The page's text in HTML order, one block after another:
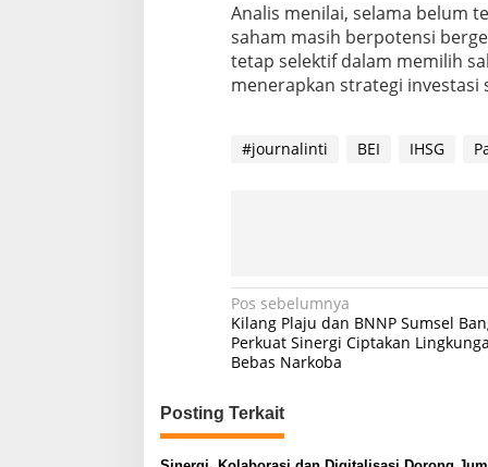
Analis menilai, selama belum
saham masih berpotensi
tetap selektif dalam memilih
menerapkan strategi investasi
#journalinti BEI IHSG
N
a
v
i
g
Pos sebelumnya
Kilang Plaju dan BNNP Sumsel
Perkuat Sinergi Ciptakan
Bebas Narkoba
Posting Terkait